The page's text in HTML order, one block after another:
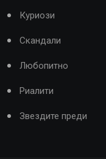
Куриози
Скандали
Любопитно
Риалити
Звездите преди